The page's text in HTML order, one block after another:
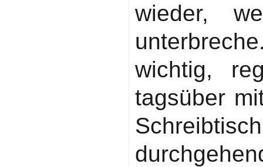
wieder,
wichtig,
tagsüber